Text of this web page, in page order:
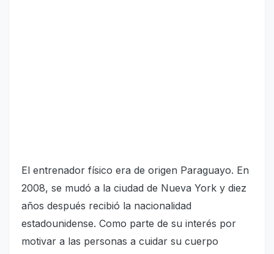
El entrenador físico era de origen Paraguayo. En
2008, se mudó a la ciudad de Nueva York y diez
años después recibió la nacionalidad
estadounidense. Como parte de su interés por
motivar a las personas a cuidar su cuerpo